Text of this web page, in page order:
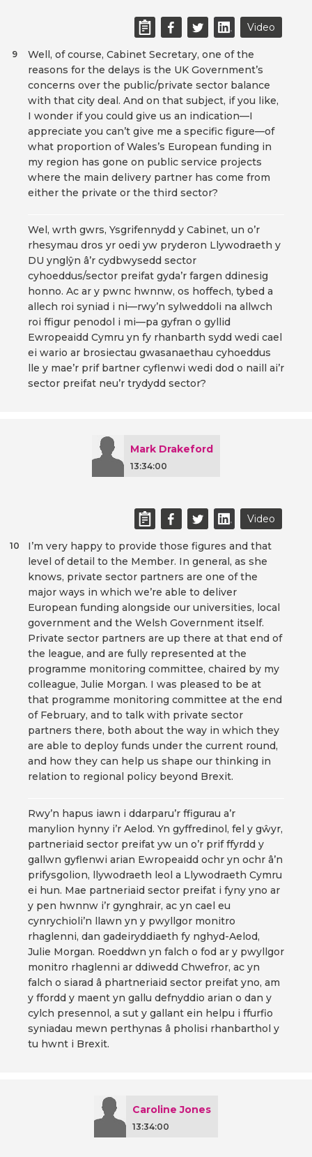
Video
Well, of course, Cabinet Secretary, one of the
reasons for the delays is the UK Government’s
concerns over the public/private sector balance
with that city deal. And on that subject, if you like,
I wonder if you could give us an indication—I
appreciate you can’t give me a specific figure—of
what proportion of Wales’s European funding in
my region has gone on public service projects
where the main delivery partner has come from
either the private or the third sector?
9
Wel, wrth gwrs, Ysgrifennydd y Cabinet, un o’r
rhesymau dros yr oedi yw pryderon Llywodraeth y
DU ynglŷn â’r cydbwysedd sector
cyhoeddus/sector preifat gyda’r fargen ddinesig
honno. Ac ar y pwnc hwnnw, os hoffech, tybed a
allech roi syniad i ni—rwy’n sylweddoli na allwch
roi ffigur penodol i mi—pa gyfran o gyllid
Ewropeaidd Cymru yn fy rhanbarth sydd wedi cael
ei wario ar brosiectau gwasanaethau cyhoeddus
lle y mae’r prif bartner cyflenwi wedi dod o naill ai’r
sector preifat neu’r trydydd sector?
Mark Drakeford
13:34:00
Video
I’m very happy to provide those figures and that
level of detail to the Member. In general, as she
knows, private sector partners are one of the
major ways in which we’re able to deliver
European funding alongside our universities, local
government and the Welsh Government itself.
Private sector partners are up there at that end of
the league, and are fully represented at the
programme monitoring committee, chaired by my
colleague, Julie Morgan. I was pleased to be at
that programme monitoring committee at the end
of February, and to talk with private sector
partners there, both about the way in which they
are able to deploy funds under the current round,
and how they can help us shape our thinking in
relation to regional policy beyond Brexit.
10
Rwy’n hapus iawn i ddarparu’r ffigurau a’r
manylion hynny i’r Aelod. Yn gyffredinol, fel y gŵyr,
partneriaid sector preifat yw un o’r prif ffyrdd y
gallwn gyflenwi arian Ewropeaidd ochr yn ochr â’n
prifysgolion, llywodraeth leol a Llywodraeth Cymru
ei hun. Mae partneriaid sector preifat i fyny yno ar
y pen hwnnw i’r gynghrair, ac yn cael eu
cynrychioli’n llawn yn y pwyllgor monitro
rhaglenni, dan gadeiryddiaeth fy nghyd-Aelod,
Julie Morgan. Roeddwn yn falch o fod ar y pwyllgor
monitro rhaglenni ar ddiwedd Chwefror, ac yn
falch o siarad â phartneriaid sector preifat yno, am
y ffordd y maent yn gallu defnyddio arian o dan y
cylch presennol, a sut y gallant ein helpu i ffurfio
syniadau mewn perthynas â pholisi rhanbarthol y
tu hwnt i Brexit.
Caroline Jones
13:34:00